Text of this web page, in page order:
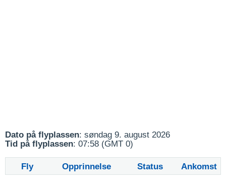
Dato på flyplassen: søndag 9. august 2026
Tid på flyplassen: 07:58 (GMT 0)
Fly Opprinnelse Status Ankomst